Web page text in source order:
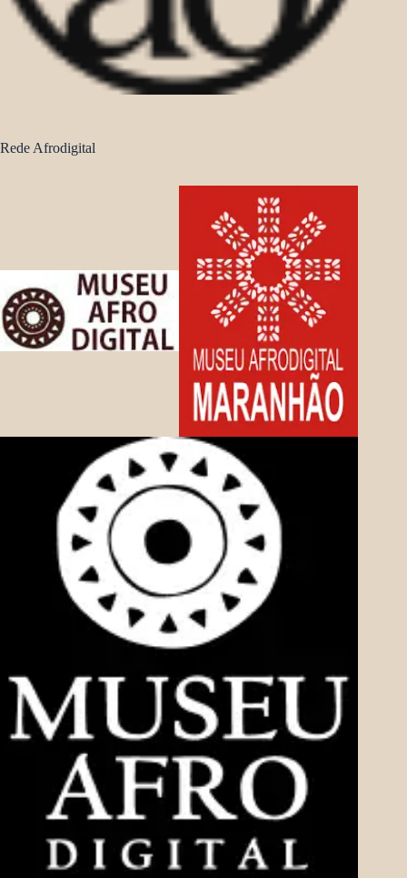
Rede Afrodigital